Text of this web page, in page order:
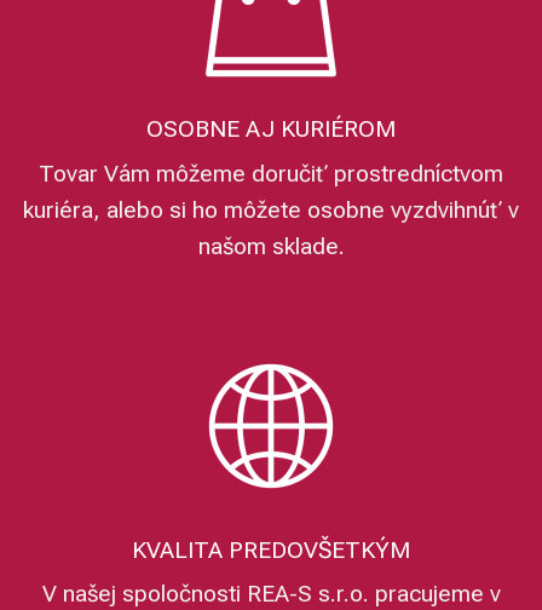
OSOBNE AJ KURIÉROM
Tovar Vám môžeme doručiť prostredníctvom
kuriéra, alebo si ho môžete osobne vyzdvihnúť v
našom sklade.
KVALITA PREDOVŠETKÝM
V našej spoločnosti REA-S s.r.o. pracujeme v